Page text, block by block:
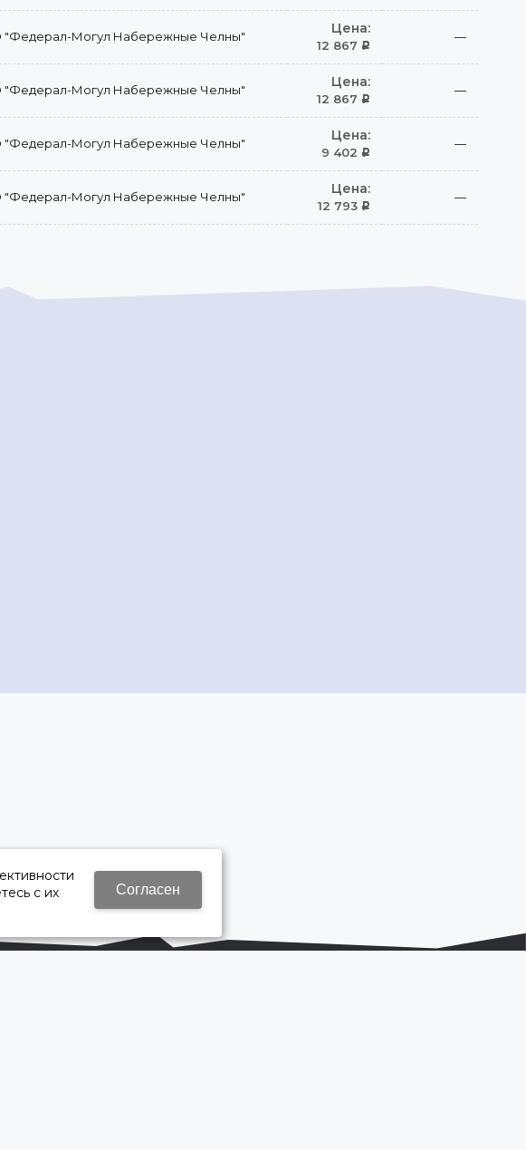
"Федерал-Могул Набережные Челны" Цена:
12 867 Р
—
"Федерал-Могул Набережные Челны" Цена:
12 867 Р
—
"Федерал-Могул Набережные Челны" Цена:
9 402 Р
—
"Федерал-Могул Набережные Челны" Цена:
12 793 Р
—
с их
Согласен